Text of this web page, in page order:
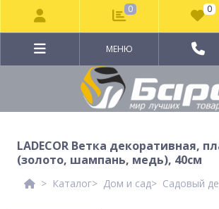
МЕНЮ
LADECOR Ветка декоративная,
(золото, шампань, медь), 40см
Каталог Дом и сад Садовый
0 0